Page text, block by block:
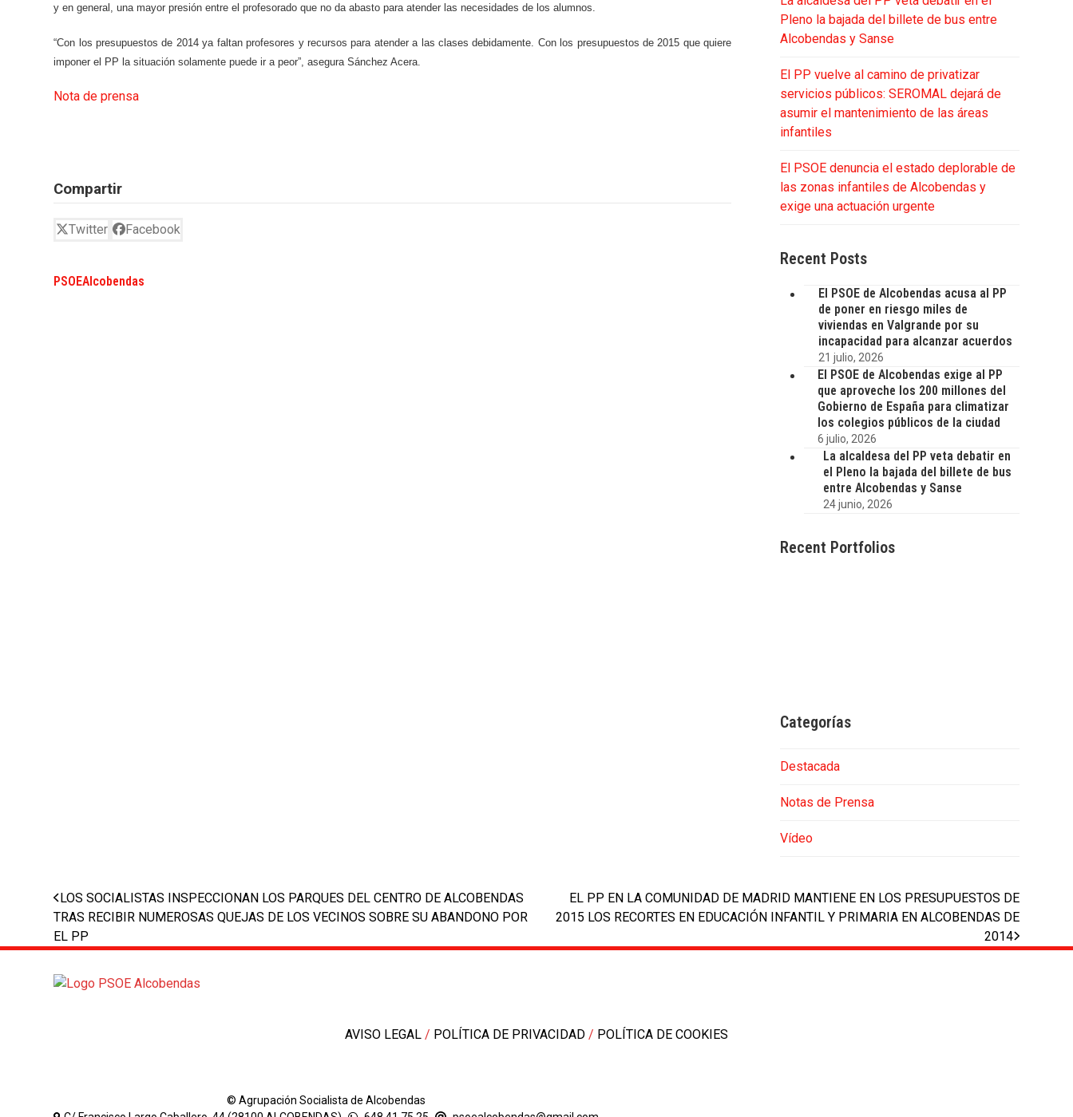
y en general, una mayor presión entre el profesorado que no da abasto para atender las necesidades de los alumnos.
“Con los presupuestos de 2014 ya faltan profesores y recursos para atender a las clases debidamente. Con los presupuestos de 2015 que quiere
imponer el PP la situación solamente puede ir a peor”, asegura Sánchez Acera.
Nota de prensa
Compartir
Twitter Facebook
PSOEAlcobendas
Pleno la bajada del billete de bus entre
Alcobendas y Sanse
El PP vuelve al camino de privatizar
servicios públicos: SEROMAL dejará de
asumir el mantenimiento de las áreas
infantiles
El PSOE denuncia el estado deplorable de
las zonas infantiles de Alcobendas y
exige una actuación urgente
Recent Posts
El PSOE de Alcobendas acusa al PP
de poner en riesgo miles de
viviendas en Valgrande por su
incapacidad para alcanzar acuerdos
21 julio, 2026
El PSOE de Alcobendas exige al PP
que aproveche los 200 millones del
Gobierno de España para climatizar
los colegios públicos de la ciudad
6 julio, 2026
La alcaldesa del PP veta debatir en
el Pleno la bajada del billete de bus
entre Alcobendas y Sanse
24 junio, 2026
Recent Portfolios
Categorías
Destacada
Notas de Prensa
Vídeo
previous
post:
LOS SOCIALISTAS INSPECCIONAN LOS PARQUES DEL CENTRO DE ALCOBENDAS
TRAS RECIBIR NUMEROSAS QUEJAS DE LOS VECINOS SOBRE SU ABANDONO POR
EL PP
next
post:
EL PP EN LA COMUNIDAD DE MADRID MANTIENE EN LOS PRESUPUESTOS DE
2015 LOS RECORTES EN EDUCACIÓN INFANTIL Y PRIMARIA EN ALCOBENDAS DE
2014
AVISO LEGAL / POLÍTICA DE PRIVACIDAD / POLÍTICA DE COOKIES
© Agrupación Socialista de Alcobendas